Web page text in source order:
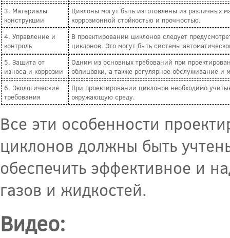
3. Материалы
конструкции
Циклоны могут быть изготовлены из различных
коррозионной стойкостью и прочностью.
4. Управление и
контроль
В проектировании циклонов следует
циклонов. Это могут быть системы
5. Защита от
износа и коррозии
Одним из основных требований при
облицовки, а также регулярное обслуживание и
6. Экологические
требования
При проектировании циклонов необходимо
окружающую среду.
Все эти особенности
циклонов должны быть
обеспечить эффективное и
газов и жидкостей.
Видео: